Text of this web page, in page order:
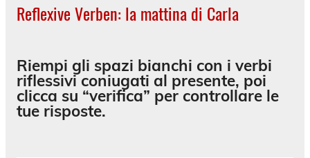
Reflexive Verben: la mattina di Carla
Riempi gli spazi bianchi con i verbi
riflessivi coniugati al presente, poi
clicca su “verifica” per controllare le
tue risposte.